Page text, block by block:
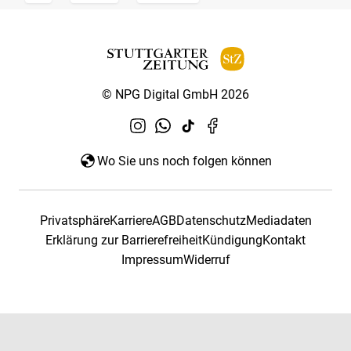
© NPG Digital GmbH 2026
Wo Sie uns noch folgen können
PrivatsphäreKarriereAGBDatenschutzMediadaten
Erklärung zur BarrierefreiheitKündigungKontakt
ImpressumWiderruf